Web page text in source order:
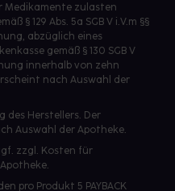
Medikamente zulasten
§ 129 Abs. 5a SGB V i.V.m §§
abzüglich eines
gemäß § 130 SGB V
innerhalb von zehn
nach Auswahl der
des Herstellers. Der
Auswahl der Apotheke.
zzgl. Kosten für
pro Produkt 5 PAYBACK